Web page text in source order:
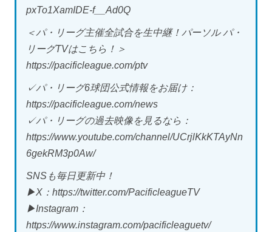
pxTo1XamIDE-f__Ad0Q
＜パ・リーグ主催全試合を生中継！パーソル パ・
リーグTVはこちら！＞
https://pacificleague.com/ptv
✓パ・リーグ6球団公式情報をお届け：
https://pacificleague.com/news
✓パ・リーグの過去映像を見るなら：
https://www.youtube.com/channel/UCrjlKkKTAyNn
6gekRM3p0Aw/
SNSも毎日更新中！
▶X：https://twitter.com/PacificleagueTV
▶Instagram：
https://www.instagram.com/pacificleaguetv/